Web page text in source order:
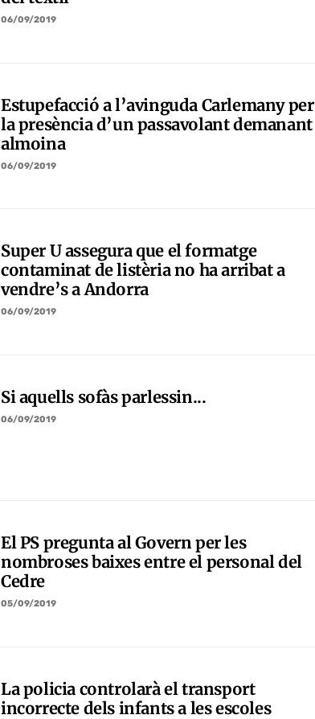
06/09/2019
Estupefacció a l’avinguda Carlemany per
la presència d’un passavolant demanant
almoina
06/09/2019
Super U assegura que el formatge
contaminat de listèria no ha arribat a
vendre’s a Andorra
06/09/2019
Si aquells sofàs parlessin...
06/09/2019
El PS pregunta al Govern per les
nombroses baixes entre el personal del
Cedre
05/09/2019
La policia controlarà el transport
incorrecte dels infants a les escoles